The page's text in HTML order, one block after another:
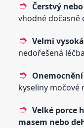
Čerstvý
vhodné dočasně
Velmi
nedořešená
kyseliny močové
Velké porce
masem nebo